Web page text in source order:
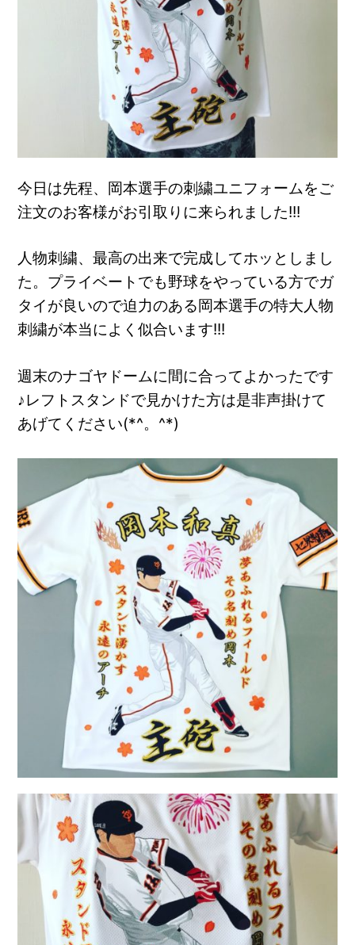
今日は先程、岡本選手の刺繍ユニフォームをご
注文のお客様がお引取りに来られました!!!
人物刺繍、最高の出来で完成してホッとしまし
た。プライベートでも野球をやっている方でガ
タイが良いので迫力のある岡本選手の特大人物
刺繍が本当によく似合います!!!
週末のナゴヤドームに間に合ってよかったです
♪レフトスタンドで見かけた方は是非声掛けて
あげてください(*^。^*)